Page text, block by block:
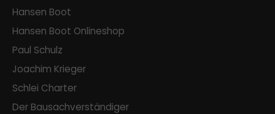
Hansen Boot
Hansen Boot Onlineshop
Paul Schulz
Joachim Krieger
Schlei Charter
Der Bausachverständiger